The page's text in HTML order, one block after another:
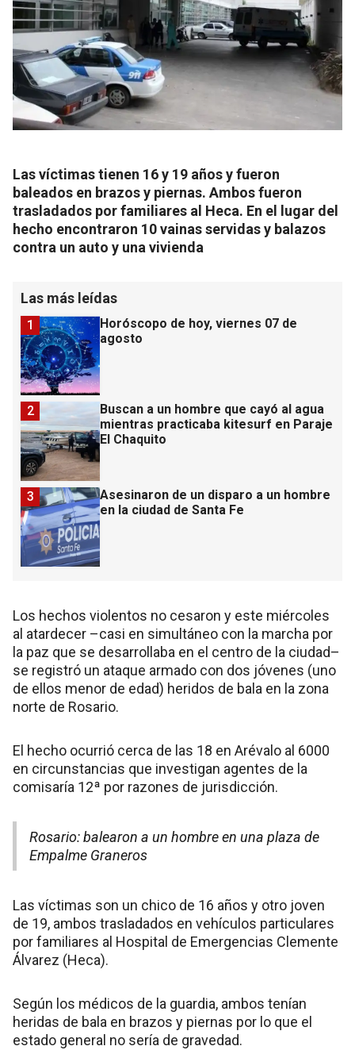
Las víctimas tienen 16 y 19 años y fueron
baleados en brazos y piernas. Ambos fueron
trasladados por familiares al Heca. En el lugar del
hecho encontraron 10 vainas servidas y balazos
contra un auto y una vivienda
Las más leídas
Horóscopo de hoy, viernes 07 de
agosto
1
Buscan a un hombre que cayó al agua
mientras practicaba kitesurf en Paraje
El Chaquito
2
Asesinaron de un disparo a un hombre
en la ciudad de Santa Fe
3
Los hechos violentos no cesaron y este miércoles
al atardecer –casi en simultáneo con la marcha por
la paz que se desarrollaba en el centro de la ciudad–
se registró un ataque armado con dos jóvenes (uno
de ellos menor de edad) heridos de bala en la zona
norte de Rosario.
El hecho ocurrió cerca de las 18 en Arévalo al 6000
en circunstancias que investigan agentes de la
comisaría 12ª por razones de jurisdicción.
Rosario: balearon a un hombre en una plaza de
Empalme Graneros
Las víctimas son un chico de 16 años y otro joven
de 19, ambos trasladados en vehículos particulares
por familiares al Hospital de Emergencias Clemente
Álvarez (Heca).
Según los médicos de la guardia, ambos tenían
heridas de bala en brazos y piernas por lo que el
estado general no sería de gravedad.